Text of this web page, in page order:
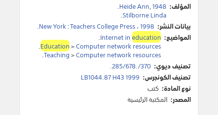
المؤلف:
Heide Ann,1948
.
Stilborne Linda
.
بيانات النشر:
New York:Teachers College Press،1998
.
المواضيع:
Internet ineducation
.
Education>Computer network resources
.
Teaching>Computer network resources
.
تصنيف ديوي: 370/.285/678.
تصنيف الكونجرس: LB1044.87 H43 1999
نوع المادة: كتب
المصدر: المكتبة الرئيسية